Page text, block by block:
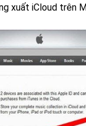
xuất iCloud trên